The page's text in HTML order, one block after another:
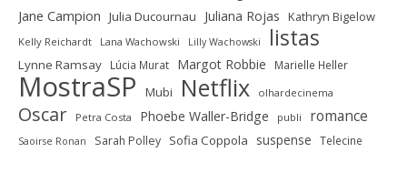
Jane Campion Julia Ducournau Juliana Rojas Kathryn Bigelow
Kelly Reichardt Lana Wachowski Lilly Wachowski listas
Lynne Ramsay Lúcia Murat Margot Robbie Marielle Heller
MostraSP Mubi Netflix olhardecinema
Oscar Petra Costa Phoebe Waller-Bridge publi romance
Saoirse Ronan Sarah Polley Sofia Coppola suspense Telecine